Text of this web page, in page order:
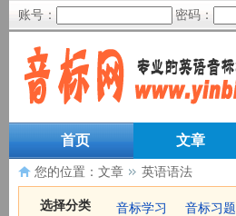
账号： 密码：
首页 文章
您的位置： 文章 英语语法
选择分类 音标学习 音标习题